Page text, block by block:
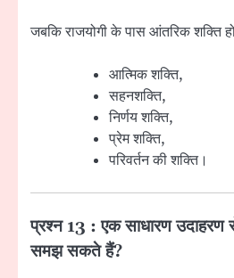
जबकि राजयोगी के पास आंतरिक शक्ति
आत्मिक शक्ति,
सहनशक्ति,
निर्णय शक्ति,
प्रेम शक्ति,
परिवर्तन की शक्ति।
प्रश्न 13 : एक साधारण
समझ सकते हैं?